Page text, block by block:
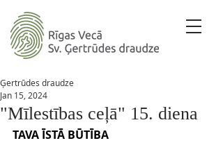
"Mīlestības ceļā" 15. diena
Ģertrūdes draudze
Jan 15, 2024
TAVA ĪSTĀ BŪTĪBA